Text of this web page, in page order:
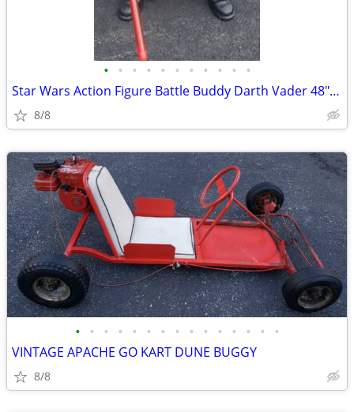
• • • • • • • • • • •
Star Wars Action Figure Battle Buddy Darth Vader 48" Jakks Pacific
8/8
• • • • • • • • • • • • • • •
VINTAGE APACHE GO KART DUNE BUGGY
8/8